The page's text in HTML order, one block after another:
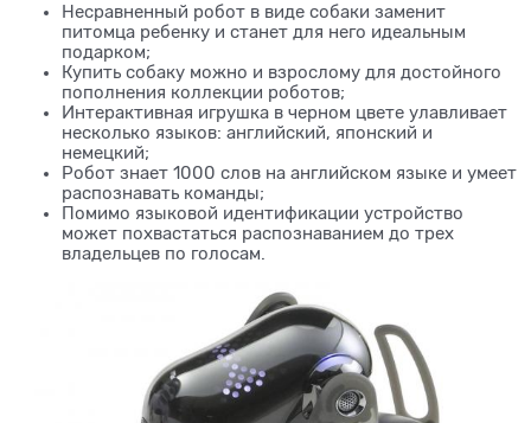
Несравненный робот в виде собаки заменит
питомца ребенку и станет для него идеальным
подарком;
Купить собаку можно и взрослому для достойного
пополнения коллекции роботов;
Интерактивная игрушка в черном цвете улавливает
несколько языков: английский, японский и
немецкий;
Робот знает 1000 слов на английском языке и умеет
распознавать команды;
Помимо языковой идентификации устройство
может похвастаться распознаванием до трех
владельцев по голосам.